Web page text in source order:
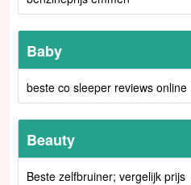
Baby
beste co sleeper reviews online
Beauty
Beste zelfbruiner; vergelijk prijs